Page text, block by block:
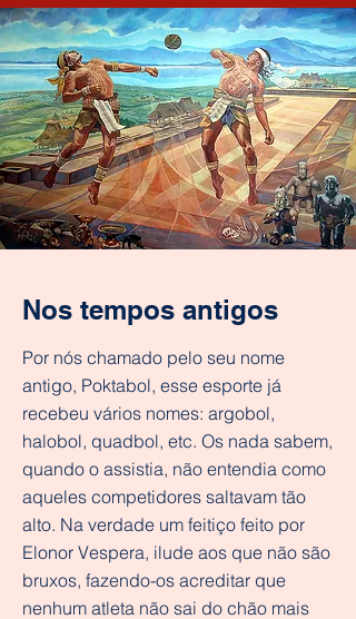
Nos tempos antigos
Por nós chamado pelo seu nome
antigo, Poktabol, esse esporte já
recebeu vários nomes: argobol,
halobol, quadbol, etc. Os nada sabem,
quando o assistia, não entendia como
aqueles competidores saltavam tão
alto. Na verdade um feitiço feito por
Elonor Vespera, ilude aos que não são
bruxos, fazendo-os acreditar que
nenhum atleta não sai do chão mais